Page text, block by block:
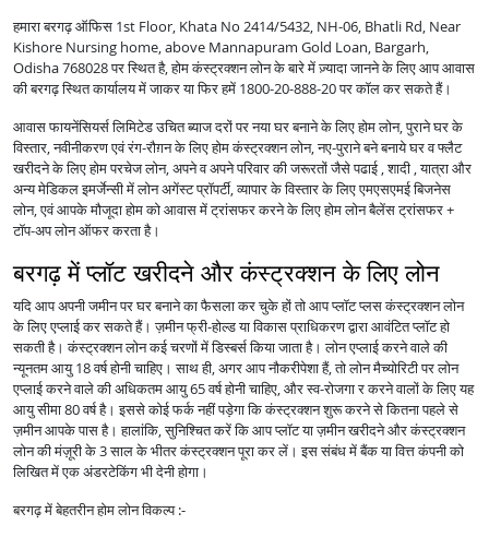
हमारा बरगढ़ ऑफिस 1st Floor, Khata No 2414/5432, NH-06, Bhatli Rd, Near
Kishore Nursing home, above Mannapuram Gold Loan, Bargarh,
Odisha 768028 पर स्थित है, होम कंस्ट्रक्शन लोन के बारे में ज़्यादा जानने के लिए आप आवास
की बरगढ़ स्थित कार्यालय में जाकर या फिर हमें 1800-20-888-20 पर कॉल कर सकते हैं।
आवास फायनेंसियर्स लिमिटेड उचित ब्याज दरों पर नया घर बनाने के लिए होम लोन, पुराने घर के
विस्तार, नवीनीकरण एवं रंग-रौग़न के लिए होम कंस्ट्रक्शन लोन, नए-पुराने बने बनाये घर व फ्लैट
खरीदने के लिए होम परचेज लोन, अपने व अपने परिवार की जरूरतों जैसे पढाई , शादी , यात्रा और
अन्य मेडिकल इमर्जेन्सी में लोन अगेंस्ट प्रॉपर्टी, व्यापार के विस्तार के लिए एमएसएमई बिजनेस
लोन, एवं आपके मौजूदा होम को आवास में ट्रांसफर करने के लिए होम लोन बैलेंस ट्रांसफर +
टॉप-अप लोन ऑफर करता है।
बरगढ़ में प्लॉट खरीदने और कंस्ट्रक्शन के लिए लोन
यदि आप अपनी जमीन पर घर बनाने का फैसला कर चुके हों तो आप प्लॉट प्लस कंस्ट्रक्शन लोन
के लिए एप्लाई कर सकते हैं। ज़मीन फ्री-होल्ड या विकास प्राधिकरण द्वारा आवंटित प्लॉट हो
सकती है। कंस्ट्रक्शन लोन कई चरणों में डिस्बर्स किया जाता है। लोन एप्लाई करने वाले की
न्यूनतम आयु 18 वर्ष होनी चाहिए। साथ ही, अगर आप नौकरीपेशा हैं, तो लोन मैच्योरिटी पर लोन
एप्लाई करने वाले की अधिकतम आयु 65 वर्ष होनी चाहिए, और स्व-रोजगा र करने वालों के लिए यह
आयु सीमा 80 वर्ष है। इससे कोई फर्क नहीं पड़ेगा कि कंस्ट्रक्शन शुरू करने से कितना पहले से
ज़मीन आपके पास है। हालांकि, सुनिश्चित करें कि आप प्लॉट या ज़मीन खरीदने और कंस्ट्रक्शन
लोन की मंज़ूरी के 3 साल के भीतर कंस्ट्रक्शन पूरा कर लें। इस संबंध में बैंक या वित्त कंपनी को
लिखित में एक अंडरटेकिंग भी देनी होगा।
बरगढ़ में बेहतरीन होम लोन विकल्प :-